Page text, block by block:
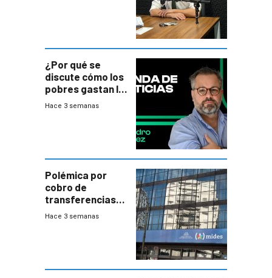
¿Por qué se
discute cómo los
pobres gastan la
plata?
Hace 3 semanas
Polémica por
cobro de
transferencias
del Mides en
Hace 3 semanas